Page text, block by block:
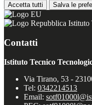
Accetta tutti Salva le
Istituto
Contatti
Istituto Tecnico
Via Tirano, 53 -
Tel: 0342214513
Email: